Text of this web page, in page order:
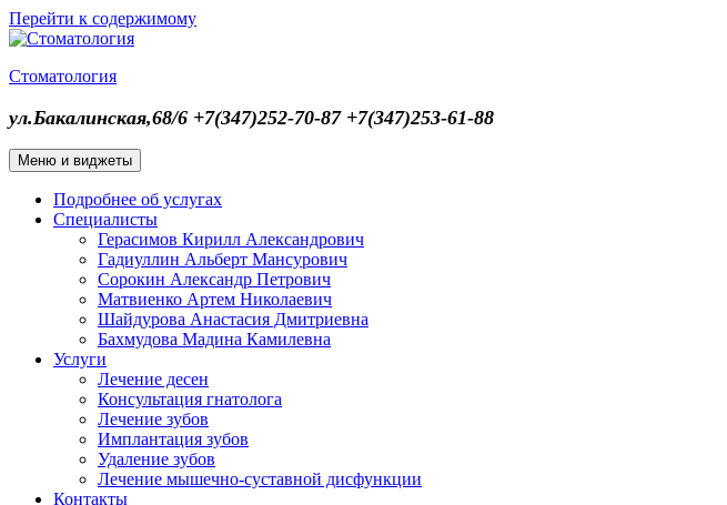
Перейти к содержимому
Стоматология
ул.Бакалинская,68/6 +7(347)252-70-87 +7(347)253-61-88
Меню и виджеты
Подробнее об услугах
Специалисты
Герасимов Кирилл Александрович
Гадиуллин Альберт Мансурович
Сорокин Александр Петрович
Матвиенко Артем Николаевич
Шайдурова Анастасия Дмитриевна
Бахмудова Мадина Камилевна
Услуги
Лечение десен
Консультация гнатолога
Лечение зубов
Имплантация зубов
Удаление зубов
Лечение мышечно-суставной дисфункции
Контакты